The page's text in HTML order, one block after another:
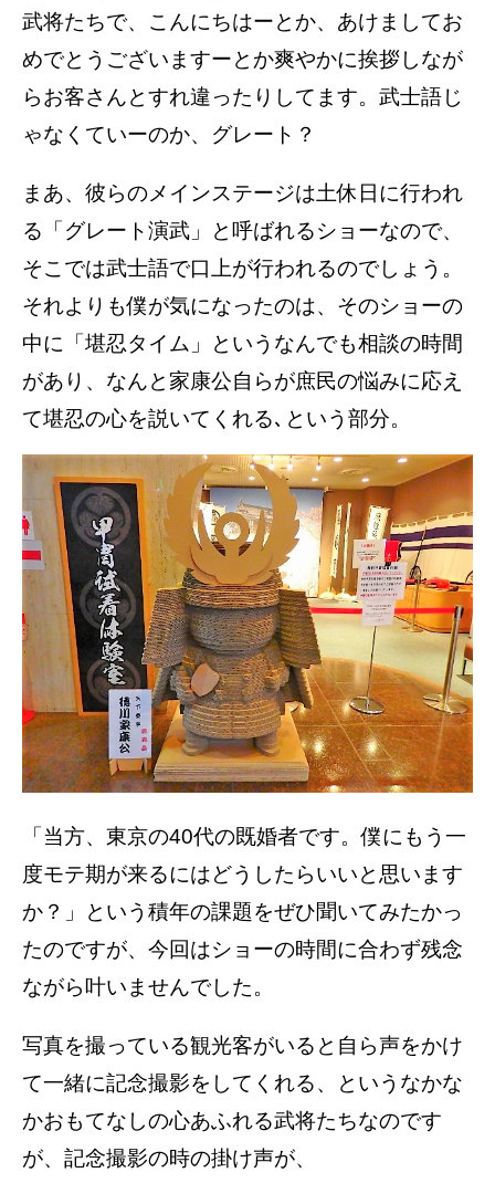
武将たちで、こんにちはーとか、あけましてお
めでとうございますーとか爽やかに挨拶しなが
らお客さんとすれ違ったりしてます。武士語じ
ゃなくていーのか、グレート？
まあ、彼らのメインステージは土休日に行われ
る「グレート演武」と呼ばれるショーなので、
そこでは武士語で口上が行われるのでしょう。
それよりも僕が気になったのは、そのショーの
中に「堪忍タイム」というなんでも相談の時間
があり、なんと家康公自らが庶民の悩みに応え
て堪忍の心を説いてくれる､という部分。
「当方、東京の40代の既婚者です。僕にもう一
度モテ期が来るにはどうしたらいいと思います
か？」という積年の課題をぜひ聞いてみたかっ
たのですが、今回はショーの時間に合わず残念
ながら叶いませんでした。
写真を撮っている観光客がいると自ら声をかけ
て一緒に記念撮影をしてくれる、というなかな
かおもてなしの心あふれる武将たちなのです
が、記念撮影の時の掛け声が、